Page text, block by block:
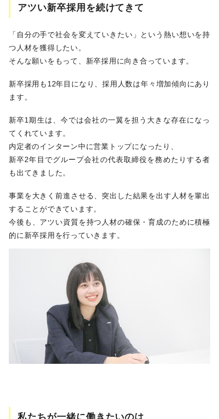
アツい新卒採用を続けてきて
「自分の手で社会を変えていきたい」という熱い想いを持
つ人材を獲得したい。
そんな願いをもって、新卒採用に向き合っています。
新卒採用も12年目になり、採用人数は年々増加傾向にあり
ます。
新卒1期生は、今では会社の一翼を担う大きな存在になっ
てくれています。
内定者のインターン中に営業トップになったり、
新卒2年目でグループ会社の代表取締役を務めたりする者
も出てきました。
事業を大きく前進させる、突出した結果を出す人材を輩出
することができています。
今後も、アツい資質を持つ人材の確保・育成のために積極
的に新卒採用を行っていきます。
私たちが一緒に働きたいのは